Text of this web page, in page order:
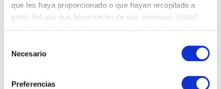
que les haya proporcionado o que hayan recopilado a
partir del uso que haya hecho de sus servicios. Usted
Necesario
Preferencias